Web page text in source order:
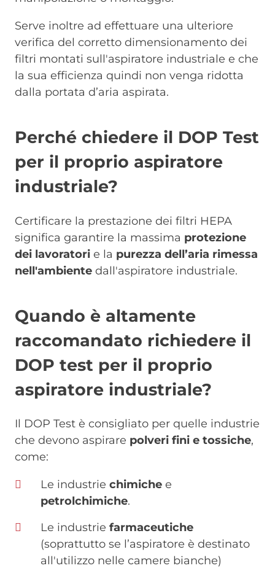
Serve inoltre ad effettuare una ulteriore
verifica del corretto dimensionamento dei
filtri montati sull'aspiratore industriale e che
la sua efficienza quindi non venga ridotta
dalla portata d’aria aspirata.
Perché chiedere il DOP Test
per il proprio aspiratore
industriale?
Certificare la prestazione dei filtri HEPA
significa garantire la massima protezione
dei lavoratori e la purezza dell’aria rimessa
nell'ambiente dall'aspiratore industriale.
Quando è altamente
raccomandato richiedere il
DOP test per il proprio
aspiratore industriale?
Il DOP Test è consigliato per quelle industrie
che devono aspirare polveri fini e tossiche,
come:
Le industrie chimiche e
petrolchimiche.
Le industrie farmaceutiche
(soprattutto se l’aspiratore è destinato
all'utilizzo nelle camere bianche)